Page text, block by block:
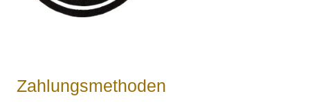
Zahlungsmethoden